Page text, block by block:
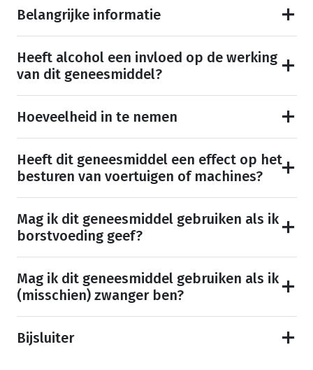
Belangrijke informatie
Heeft alcohol een invloed op de werking
van dit geneesmiddel?
Hoeveelheid in te nemen
Heeft dit geneesmiddel een effect op het
besturen van voertuigen of machines?
Mag ik dit geneesmiddel gebruiken als ik
borstvoeding geef?
Mag ik dit geneesmiddel gebruiken als ik
(misschien) zwanger ben?
Bijsluiter